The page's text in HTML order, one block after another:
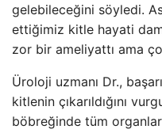
gelebileceğini söyledi.
ettiğimiz kitle hayati
zor bir ameliyattı ama
Üroloji uzmanı Dr.,
kitlenin çıkarıldığını
böbreğinde tüm